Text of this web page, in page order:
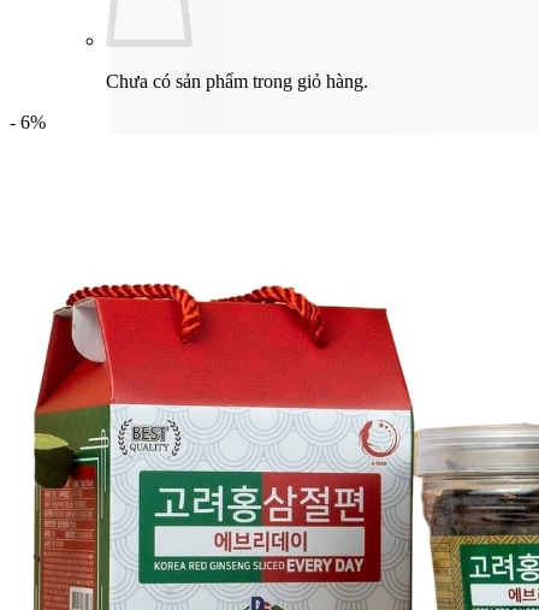
Chưa có sản phẩm trong giỏ hàng.
- 6%